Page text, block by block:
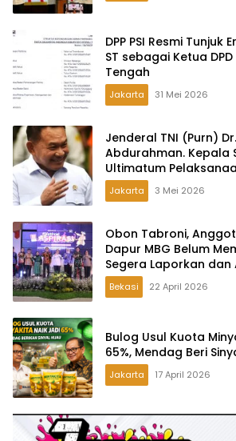
DPP PSI Resmi Tunjuk
ST sebagai Ketua
Tengah
Jakarta 31 Mei 2026
Jenderal TNI (Purn)
Abdurahman. Kepala
Ultimatum
Aturan di Lapangan,
Jakarta 3 Mei 2026
Obon Tabroni,
Dapur MBG Belum
Segera Laporkan dan
Bekasi 22 April 2026
Bulog Usul Kuota
65%, Mendag Beri
Jakarta 17 April 2026